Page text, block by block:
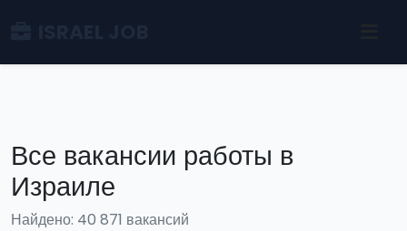
Все вакансии работы в
Израиле
Найдено: 40 871 вакансий